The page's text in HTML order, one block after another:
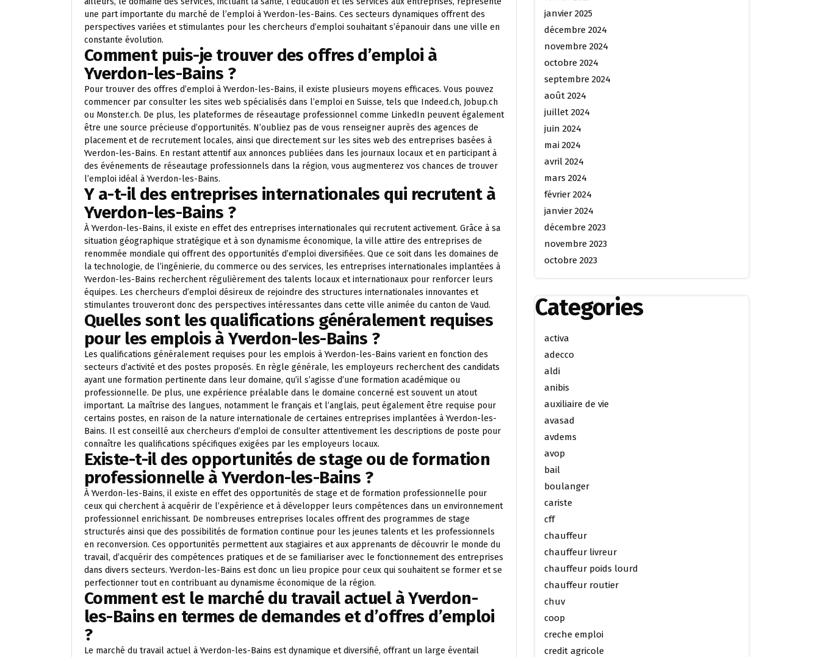
une part importante du marché de l’emploi à Yverdon-les-Bains. Ces secteurs dynamiques offrent des
perspectives variées et stimulantes pour les chercheurs d’emploi souhaitant s’épanouir dans une ville en
constante évolution.
Comment puis-je trouver des offres d’emploi à
Yverdon-les-Bains ?
Pour trouver des offres d’emploi à Yverdon-les-Bains, il existe plusieurs moyens efficaces. Vous pouvez
commencer par consulter les sites web spécialisés dans l’emploi en Suisse, tels que Indeed.ch, Jobup.ch
ou Monster.ch. De plus, les plateformes de réseautage professionnel comme LinkedIn peuvent également
être une source précieuse d’opportunités. N’oubliez pas de vous renseigner auprès des agences de
placement et de recrutement locales, ainsi que directement sur les sites web des entreprises basées à
Yverdon-les-Bains. En restant attentif aux annonces publiées dans les journaux locaux et en participant à
des événements de réseautage professionnels dans la région, vous augmenterez vos chances de trouver
l’emploi idéal à Yverdon-les-Bains.
Y a-t-il des entreprises internationales qui recrutent à
Yverdon-les-Bains ?
À Yverdon-les-Bains, il existe en effet des entreprises internationales qui recrutent activement. Grâce à sa
situation géographique stratégique et à son dynamisme économique, la ville attire des entreprises de
renommée mondiale qui offrent des opportunités d’emploi diversifiées. Que ce soit dans les domaines de
la technologie, de l’ingénierie, du commerce ou des services, les entreprises internationales implantées à
Yverdon-les-Bains recherchent régulièrement des talents locaux et internationaux pour renforcer leurs
équipes. Les chercheurs d’emploi désireux de rejoindre des structures internationales innovantes et
stimulantes trouveront donc des perspectives intéressantes dans cette ville animée du canton de Vaud.
Quelles sont les qualifications généralement requises
pour les emplois à Yverdon-les-Bains ?
Les qualifications généralement requises pour les emplois à Yverdon-les-Bains varient en fonction des
secteurs d’activité et des postes proposés. En règle générale, les employeurs recherchent des candidats
ayant une formation pertinente dans leur domaine, qu’il s’agisse d’une formation académique ou
professionnelle. De plus, une expérience préalable dans le domaine concerné est souvent un atout
important. La maîtrise des langues, notamment le français et l’anglais, peut également être requise pour
certains postes, en raison de la nature internationale de certaines entreprises implantées à Yverdon-les-
Bains. Il est conseillé aux chercheurs d’emploi de consulter attentivement les descriptions de poste pour
connaître les qualifications spécifiques exigées par les employeurs locaux.
Existe-t-il des opportunités de stage ou de formation
professionnelle à Yverdon-les-Bains ?
À Yverdon-les-Bains, il existe en effet des opportunités de stage et de formation professionnelle pour
ceux qui cherchent à acquérir de l’expérience et à développer leurs compétences dans un environnement
professionnel enrichissant. De nombreuses entreprises locales offrent des programmes de stage
structurés ainsi que des possibilités de formation continue pour les jeunes talents et les professionnels
en reconversion. Ces opportunités permettent aux stagiaires et aux apprenants de découvrir le monde du
travail, d’acquérir des compétences pratiques et de se familiariser avec le fonctionnement des entreprises
dans divers secteurs. Yverdon-les-Bains est donc un lieu propice pour ceux qui souhaitent se former et se
perfectionner tout en contribuant au dynamisme économique de la région.
Comment est le marché du travail actuel à Yverdon-
les-Bains en termes de demandes et d’offres d’emploi
?
Le marché du travail actuel à Yverdon-les-Bains est dynamique et diversifié, offrant un large éventail
janvier 2025
décembre 2024
novembre 2024
octobre 2024
septembre 2024
août 2024
juillet 2024
juin 2024
mai 2024
avril 2024
mars 2024
février 2024
janvier 2024
décembre 2023
novembre 2023
octobre 2023
Categories
activa
adecco
aldi
anibis
auxiliaire de vie
avasad
avdems
avop
bail
boulanger
cariste
cff
chauffeur
chauffeur livreur
chauffeur poids lourd
chauffeur routier
chuv
coop
creche emploi
credit agricole